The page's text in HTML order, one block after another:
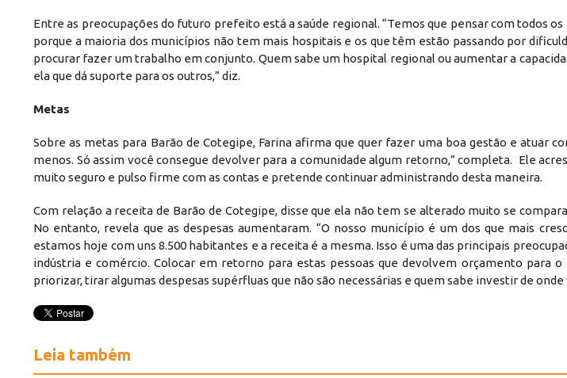
Entre as preocupações do futuro prefeito está a saúde regional. “Temos que pensar com todos
porque a maioria dos municípios não tem mais hospitais e os que têm estão passando por
procurar fazer um trabalho em conjunto. Quem sabe um hospital regional ou aumentar a
ela que dá suporte para os outros,” diz.
Metas
Sobre as metas para Barão de Cotegipe, Farina afirma que quer fazer uma boa gestão e atuar
menos. Só assim você consegue devolver para a comunidade algum retorno,” completa. Ele
muito seguro e pulso firme com as contas e pretende continuar administrando desta maneira.
Com relação a receita de Barão de Cotegipe, disse que ela não tem se alterado muito se
No entanto, revela que as despesas aumentaram. “O nosso município é um dos que mais
estamos hoje com uns 8.500 habitantes e a receita é a mesma. Isso é uma das principais
indústria e comércio. Colocar em retorno para estas pessoas que devolvem orçamento para
priorizar, tirar algumas despesas supérfluas que não são necessárias e quem sabe investir de
Leia também